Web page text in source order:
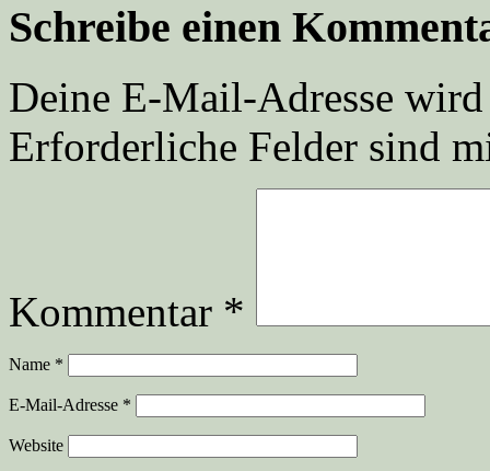
Schreibe einen
Deine E-Mail-Adresse
Erforderliche Felder sind
Kommentar *
Name *
E-Mail-Adresse *
Website